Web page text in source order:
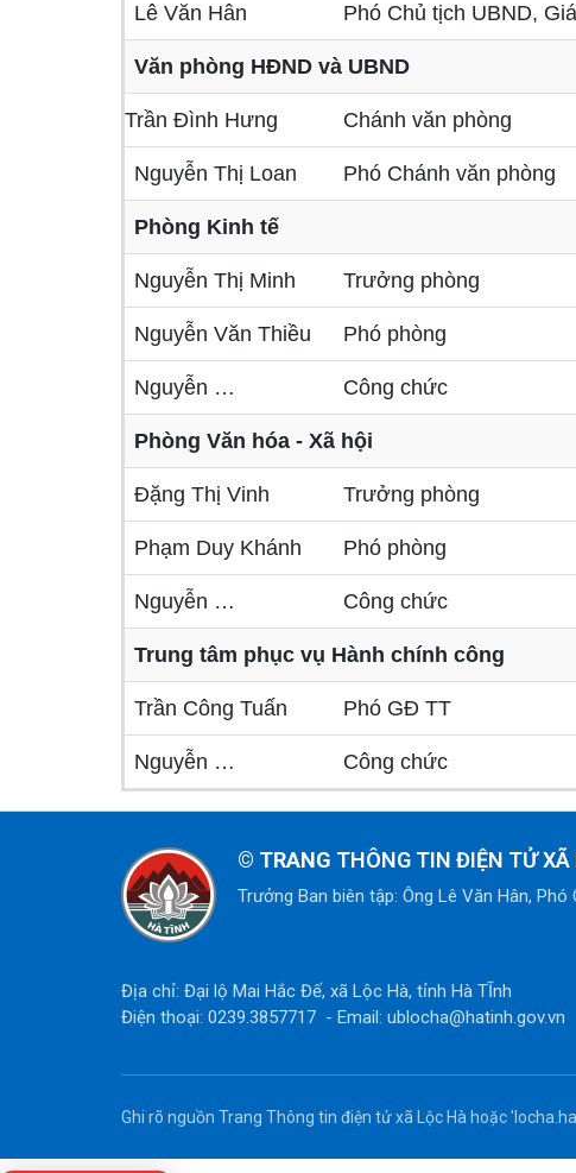
Lê Văn Hân Phó Chủ tịch UBND,
Văn phòng HĐND và UBND
Trần Đình Hưng Chánh văn phòng
Nguyễn Thị Loan Phó Chánh văn phòng
Phòng Kinh tế
Nguyễn Thị Minh Trưởng phòng
Nguyễn Văn Thiều Phó phòng
Nguyễn … Công chức
Phòng Văn hóa - Xã hội
Đặng Thị Vinh Trưởng phòng
Phạm Duy Khánh Phó phòng
Nguyễn … Công chức
Trung tâm phục vụ Hành chính công
Trần Công Tuấn Phó GĐ TT
Nguyễn … Công chức
© TRANG THÔNG TIN ĐIỆN TỬ XÃ
Trưởng Ban biên tập: Ông Lê Văn Hân,
Địa chỉ: Đại lộ Mai Hắc Đế, xã Lộc Hà, tỉnh Hà TĨnh
Điện thoại: 0239.3857717 - Email: ublocha@hatinh.gov.vn
Ghi rõ nguồn Trang Thông tin điện tử xã Lộc Hà hoặc